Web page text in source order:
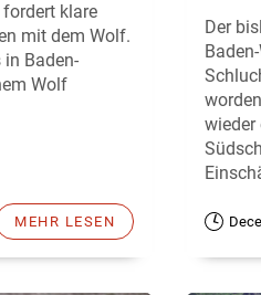
klare
mit dem Wolf.
Baden-
Wolf
MEHR LESEN
Der
wieder